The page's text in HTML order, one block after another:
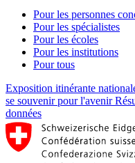
Pour les personnes
Pour les spécialistes
Pour les écoles
Pour les institutions
Pour tous
Exposition itinérante
se souvenir pour l'avenir
données